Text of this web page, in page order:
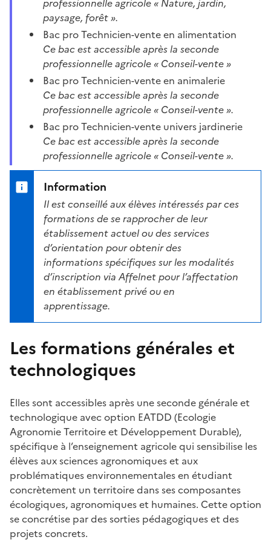
paysage, forêt ».
Bac pro Technicien-vente en alimentation
Ce bac est accessible après la seconde
professionnelle agricole « Conseil-vente »
Bac pro Technicien-vente en animalerie
Ce bac est accessible après la seconde
professionnelle agricole « Conseil-vente ».
Bac pro Technicien-vente univers jardinerie
Ce bac est accessible après la seconde
professionnelle agricole « Conseil-vente ».
Information
Il est conseillé aux élèves intéressés par ces
formations de se rapprocher de leur
établissement actuel ou des services
d’orientation pour obtenir des
informations spécifiques sur les modalités
d’inscription via Affelnet pour l’affectation
en établissement privé ou en
apprentissage.
Les formations générales et
technologiques
Elles sont accessibles après une seconde générale et
technologique avec option EATDD (Ecologie
Agronomie Territoire et Développement Durable),
spécifique à l’enseignement agricole qui sensibilise les
élèves aux sciences agronomiques et aux
problématiques environnementales en étudiant
concrètement un territoire dans ses composantes
écologiques, agronomiques et humaines. Cette option
se concrétise par des sorties pédagogiques et des
projets concrets.